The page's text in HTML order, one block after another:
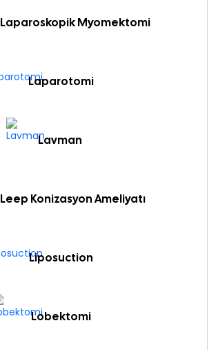
Laparoskopik Myomektomi
Laparotomi
Lavman
Leep Konizasyon Ameliyatı
Liposuction
Lobektomi